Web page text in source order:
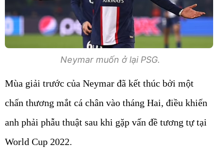
Neymar muốn ở lại PSG.
Mùa giải trước của Neymar đã kết thúc bởi một
chấn thương mắt cá chân vào tháng Hai, điều khiến
anh phải phẫu thuật sau khi gặp vấn đề tương tự tại
World Cup 2022.